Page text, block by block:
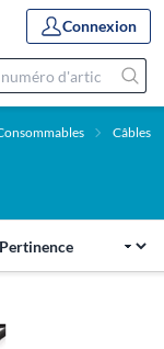
Connexion
Câbles